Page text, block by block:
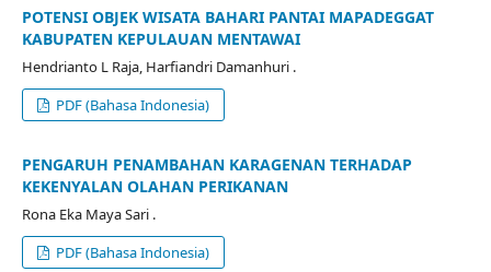
POTENSI OBJEK WISATA BAHARI PANTAI MAPADEGGAT
KABUPATEN KEPULAUAN MENTAWAI
Hendrianto L Raja, Harfiandri Damanhuri .
PDF (Bahasa Indonesia)
PENGARUH PENAMBAHAN KARAGENAN TERHADAP
KEKENYALAN OLAHAN PERIKANAN
Rona Eka Maya Sari .
PDF (Bahasa Indonesia)